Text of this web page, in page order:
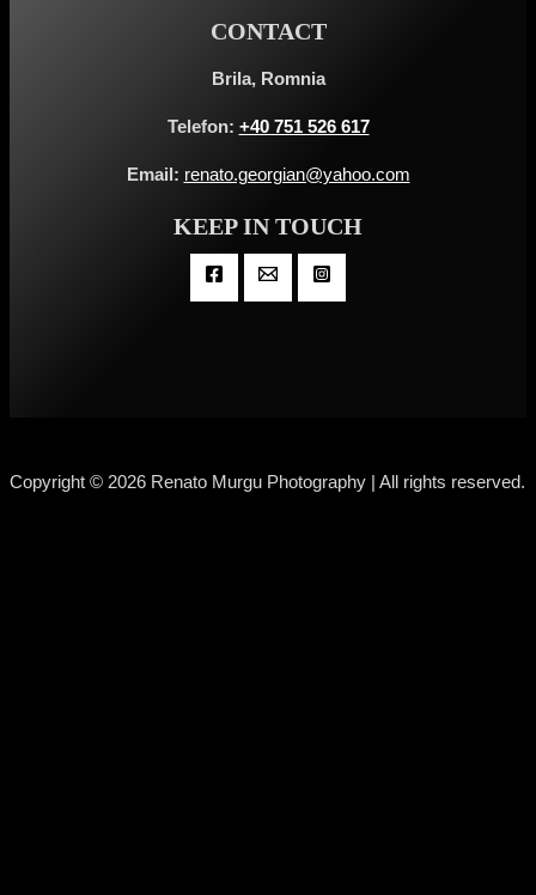
CONTACT
Brila, Romnia
Telefon: +40 751 526 617
Email: renato.georgian@yahoo.com
KEEP IN TOUCH
Copyright © 2026 Renato Murgu Photography | All rights reserved.